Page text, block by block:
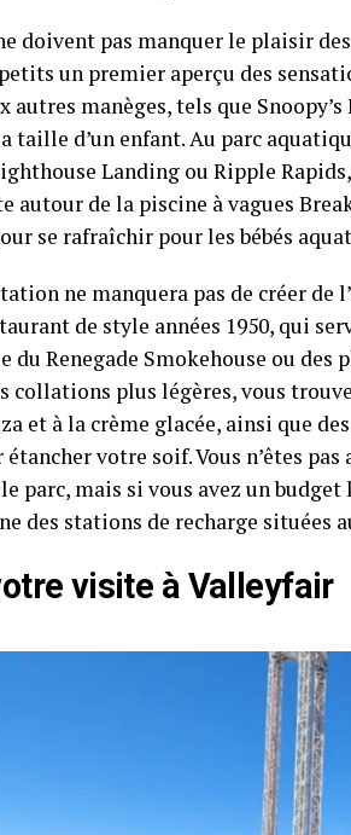
doivent pas manquer le plaisir
un premier aperçu des
autres manèges, tels que
taille d’un enfant. Au parc
Landing ou Ripple
autour de la piscine à vagues
se rafraîchir pour les bébés
ne manquera pas de créer de
de style années 1950, qui
du Renegade Smokehouse ou
collations plus légères, vous
et à la crème glacée, ainsi que
votre soif. Vous n’êtes
parc, mais si vous avez un
des stations de recharge situées
visite à Valleyfair